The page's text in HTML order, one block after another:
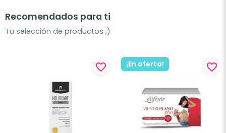
Recomendados para ti
Tu selección de productos ;)
favorite_border ¡En oferta! favorite_border